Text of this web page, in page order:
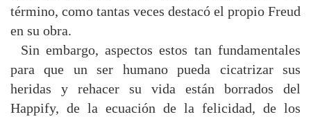
término, como tantas veces destacó el propio Freud
en su obra.
Sin embargo, aspectos estos tan fundamentales
para que un ser humano pueda cicatrizar sus
heridas y rehacer su vida están borrados del
Happify, de la ecuación de la felicidad, de los